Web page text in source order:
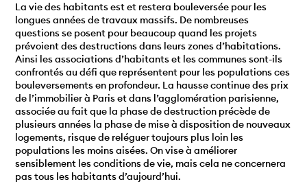
La vie des habitants est et restera bouleversée pour les
longues années de travaux massifs. De nombreuses
questions se posent pour beaucoup quand les projets
prévoient des destructions dans leurs zones d’habitations.
Ainsi les associations d’habitants et les communes sont-ils
confrontés au défi que représentent pour les populations ces
bouleversements en profondeur. La hausse continue des prix
de l’immobilier à Paris et dans l’agglomération parisienne,
associée au fait que la phase de destruction précède de
plusieurs années la phase de mise à disposition de nouveaux
logements, risque de reléguer toujours plus loin les
populations les moins aisées. On vise à améliorer
sensiblement les conditions de vie, mais cela ne concernera
pas tous les habitants d’aujourd’hui.